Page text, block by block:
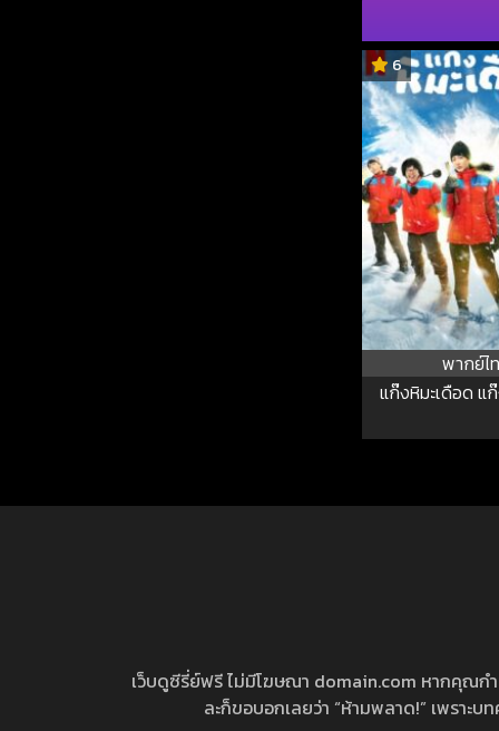
6
พากย์ไ
แก๊งหิมะเดือด แ
เว็บดูซีรี่ย์ฟรี ไม่มีโฆษณา domain.com หากคุณก
ละก็ขอบอกเลยว่า “ห้ามพลาด!” เพราะ